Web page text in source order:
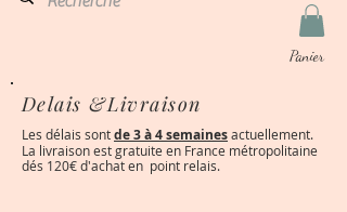
Panier
Delais &Livraison
Les délais sontde 3 à 4 semainesactuellement.
La livraison est gratuite en France métropolitaine
dés 120€ d'achat en point relais.